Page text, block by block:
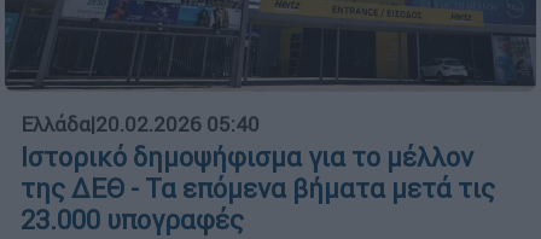
Ελλάδα|20.02.2026 05:40
Ιστορικό δημοψήφισμα για το μέλλον
της ΔΕΘ - Τα επόμενα βήματα μετά τις
23.000 υπογραφές